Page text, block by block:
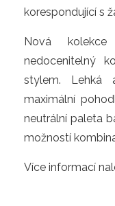
korespondující s
Nová
nedocenitelný
stylem. Lehká
maximální
neutrální paleta
možností
Více informací